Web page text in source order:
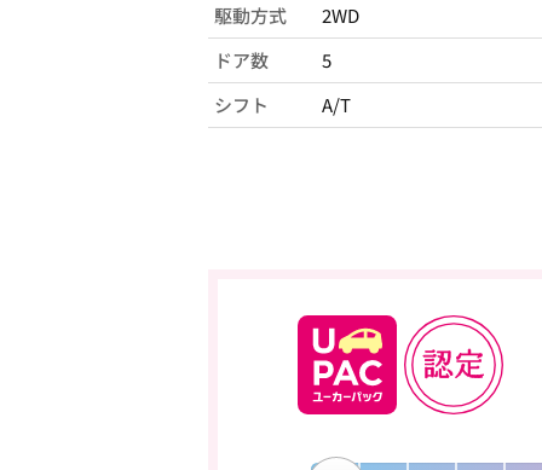
駆動方式
2WD
ドア数
5
シフト
A/T